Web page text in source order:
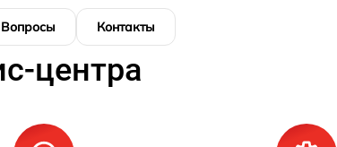
Вопросы Контакты
центра